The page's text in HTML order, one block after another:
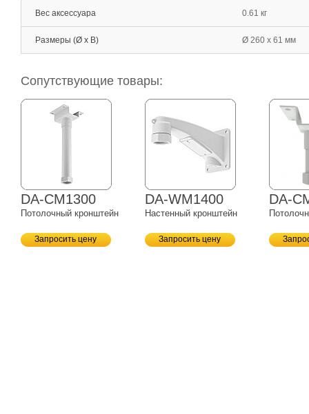
Вес аксессуара 0.61 кг
Размеры (Ø x В) Ø 260 x 61 мм
Сопутствующие товары:
DA-CM1300
Потолочный кронштейн
Запросить цену
DA-WM1400
Настенный кронштейн
Запросить цену
DA-